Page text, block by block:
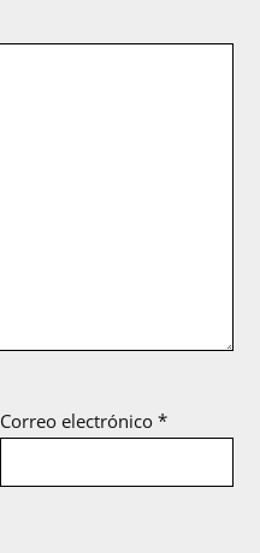
Correo electrónico*